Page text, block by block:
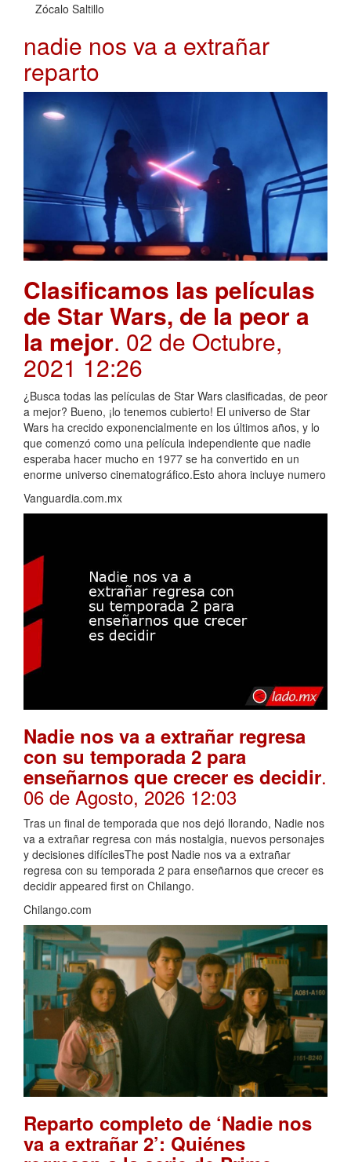
Zócalo Saltillo
nadie nos va a extrañar
reparto
Clasificamos las películas
de Star Wars, de la peor a
la mejor. 02 de Octubre,
2021 12:26
¿Busca todas las películas de Star Wars clasificadas, de peor
a mejor? Bueno, ¡lo tenemos cubierto! El universo de Star
Wars ha crecido exponencialmente en los últimos años, y lo
que comenzó como una película independiente que nadie
esperaba hacer mucho en 1977 se ha convertido en un
enorme universo cinematográfico.Esto ahora incluye numero
Vanguardia.com.mx
Nadie nos va a extrañar regresa
con su temporada 2 para
enseñarnos que crecer es decidir.
06 de Agosto, 2026 12:03
Tras un final de temporada que nos dejó llorando, Nadie nos
va a extrañar regresa con más nostalgia, nuevos personajes
y decisiones difícilesThe post Nadie nos va a extrañar
regresa con su temporada 2 para enseñarnos que crecer es
decidir appeared first on Chilango.
Chilango.com
Reparto completo de ‘Nadie nos
va a extrañar 2’: Quiénes